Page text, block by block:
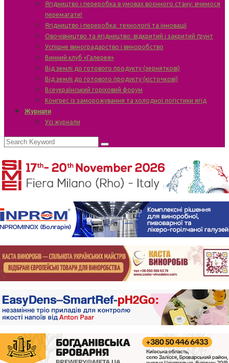
Ягідництво і переробка в умовах воєнного стану: вчимося
перемагати!
Ягідництво і переробка: технології та інновації
Овочівництво та ягідництво: відкритий і закритий ґрунт
Успішне виноградарство і виноробство
Винний клуб «Галерея»
Від землі до готового продукту (зерняткові)
Від землі до готового продукту (кісточкові)
Всеукраїнський горіховий форум
Конгрес із заморожування та холодної логістики ягід
Журнали
Усі журнали